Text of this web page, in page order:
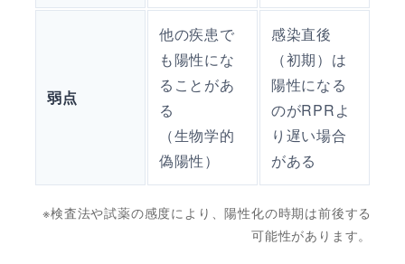
弱点
他の疾患で
も陽性にな
ることがあ
る
（生物学的
偽陽性）
感染直後
（初期）は
陽性になる
のがRPRよ
り遅い場合
がある
※検査法や試薬の感度により、陽性化の時期は前後する
可能性があります。